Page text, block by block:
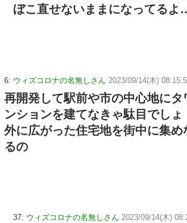
ぼこ直せないままになってるよ
6: ウィズコロナの名無しさん 2023/09/14(木)
再開発して駅前や市の中心地にタ
ンションを建てなきゃ駄目でしょ
外に広がった住宅地を街中に集め
るの
37: ウィズコロナの名無しさん 2023/09/14(木)